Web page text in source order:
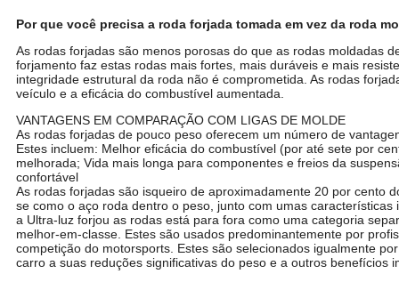
Por que você precisa a roda forjada tomada em vez da roda
As rodas forjadas são menos porosas do que as rodas moldadas
forjamento faz estas rodas mais fortes, mais duráveis e mais
integridade estrutural da roda não é comprometida. As rodas
veículo e a eficácia do combustível aumentada.
VANTAGENS EM COMPARAÇÃO COM LIGAS DE MOLDE
As rodas forjadas de pouco peso oferecem um número de
Estes incluem: Melhor eficácia do combustível (por até sete por
melhorada; Vida mais longa para componentes e freios da
confortável
As rodas forjadas são isqueiro de aproximadamente 20 por cento
se como o aço roda dentro o peso, junto com umas
a Ultra-luz forjou as rodas está para fora como uma categoria
melhor-em-classe. Estes são usados predominantemente por
competição do motorsports. Estes são selecionados igualmente
carro a suas reduções significativas do peso e a outros benefícios